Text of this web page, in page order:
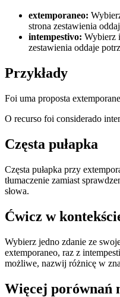
extemporaneo:
strona zestawienia
intempestivo: Wybierz
zestawienia oddaje
Przykłady
Foi uma proposta
O recurso foi considerado
Częsta pułapka
Częsta pułapka przy
tłumaczenie zamiast
słowa.
Ćwicz w
Wybierz jedno zdanie ze
extemporaneo, raz z
możliwe, nazwij różnicę w
Więcej porównań